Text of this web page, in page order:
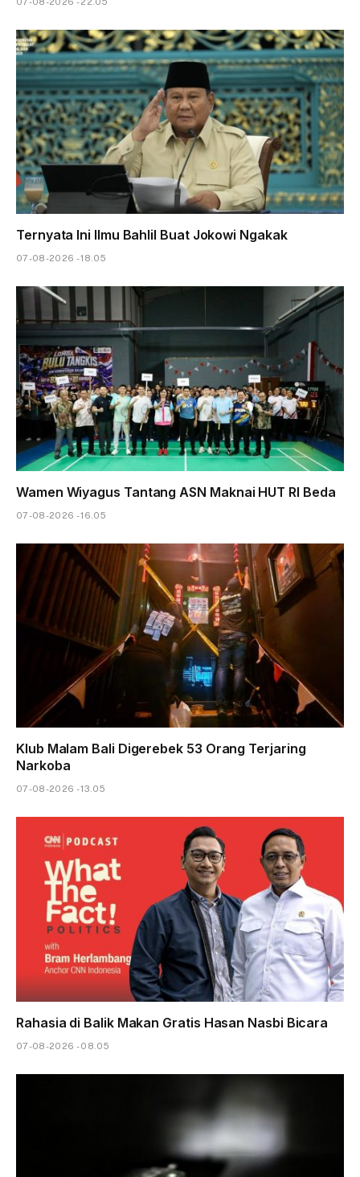
Ternyata Ini Ilmu Bahlil Buat Jokowi Ngakak
07-08-2026 - 18.05
Wamen Wiyagus Tantang ASN Maknai HUT RI Beda
07-08-2026 - 16.05
Klub Malam Bali Digerebek 53 Orang Terjaring
Narkoba
07-08-2026 - 13.05
Rahasia di Balik Makan Gratis Hasan Nasbi Bicara
07-08-2026 - 08.05